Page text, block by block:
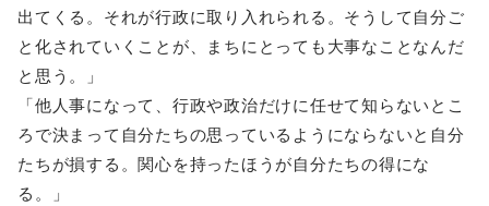
出てくる。それが行政に取り入れられる。そうして自分ご
と化されていくことが、まちにとっても大事なことなんだ
と思う。」
「他人事になって、行政や政治だけに任せて知らないとこ
ろで決まって自分たちの思っているようにならないと自分
たちが損する。関心を持ったほうが自分たちの得にな
る。」